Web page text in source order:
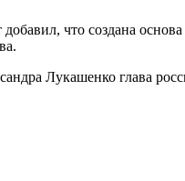
что создана
Лукашенко глава